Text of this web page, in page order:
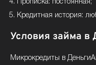
Прописка: постоянная;
Кредитная история:
Условия займа в
Микрокредиты в